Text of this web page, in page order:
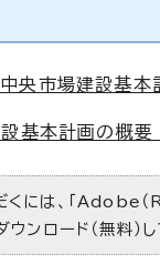
央市場建設基本
基本計画の概要
には、「Adobe（
ウンロード（無料）し